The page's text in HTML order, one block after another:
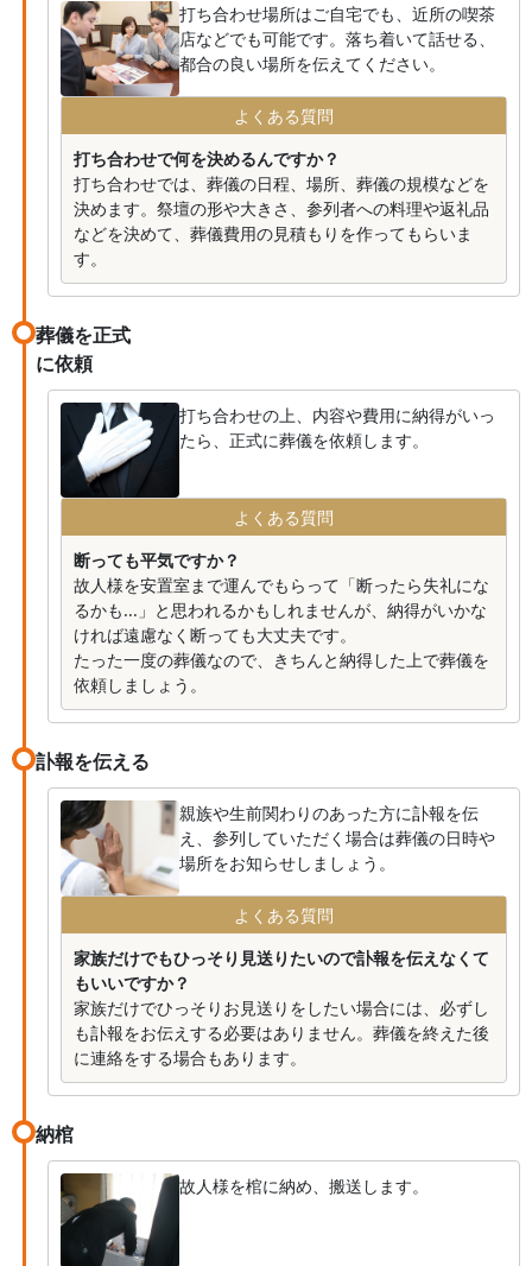
打ち合わせ場所はご自宅でも、近所の喫茶
店などでも可能です。落ち着いて話せる、
都合の良い場所を伝えてください。
よくある質問
打ち合わせで何を決めるんですか？
打ち合わせでは、葬儀の日程、場所、葬儀の規模などを
決めます。祭壇の形や大きさ、参列者への料理や返礼品
などを決めて、葬儀費用の見積もりを作ってもらいま
す。
葬儀を正式
に依頼
打ち合わせの上、内容や費用に納得がいっ
たら、正式に葬儀を依頼します。
よくある質問
断っても平気ですか？
故人様を安置室まで運んでもらって「断ったら失礼にな
るかも...」と思われるかもしれませんが、納得がいかな
ければ遠慮なく断っても大丈夫です。
たった一度の葬儀なので、きちんと納得した上で葬儀を
依頼しましょう。
訃報を伝える
親族や生前関わりのあった方に訃報を伝
え、参列していただく場合は葬儀の日時や
場所をお知らせしましょう。
よくある質問
家族だけでもひっそり見送りたいので訃報を伝えなくて
もいいですか？
家族だけでひっそりお見送りをしたい場合には、必ずし
も訃報をお伝えする必要はありません。葬儀を終えた後
に連絡をする場合もあります。
納棺
故人様を棺に納め、搬送します。